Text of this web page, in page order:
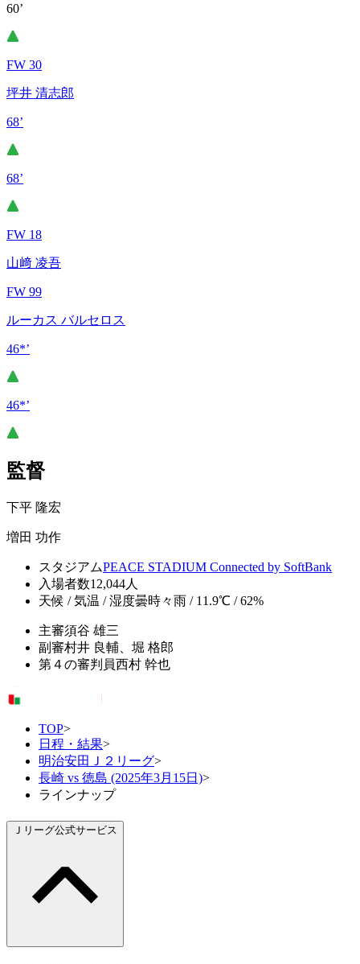
60’
FW 30
坪井 清志郎
68’
68’
FW 18
山﨑 凌吾
FW 99
ルーカス バルセロス
46*’
46*’
監督
下平 隆宏
増田 功作
スタジアムPEACE STADIUM Connected by SoftBank
入場者数12,044人
天候 / 気温 / 湿度曇時々雨 / 11.9℃ / 62%
主審須谷 雄三
副審村井 良輔、堀 格郎
第４の審判員西村 幹也
TOP>
日程・結果>
明治安田Ｊ２リーグ>
長崎 vs 徳島 (2025年3月15日)>
ラインナップ
Ｊリーグ公式サービス